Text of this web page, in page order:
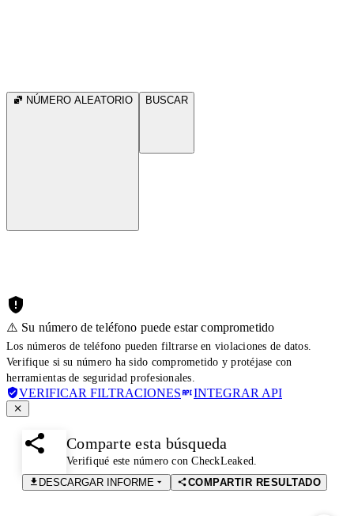
NÚMERO ALEATORIO BUSCAR
⚠️ Su número de teléfono puede estar comprometido
Los números de teléfono pueden filtrarse en violaciones de datos.
Verifique si su número ha sido comprometido y protéjase con
herramientas de seguridad profesionales.
VERIFICAR FILTRACIONES INTEGRAR API
Comparte esta búsqueda
Verifiqué este número con CheckLeaked.
DESCARGAR INFORME
COMPARTIR RESULTADO